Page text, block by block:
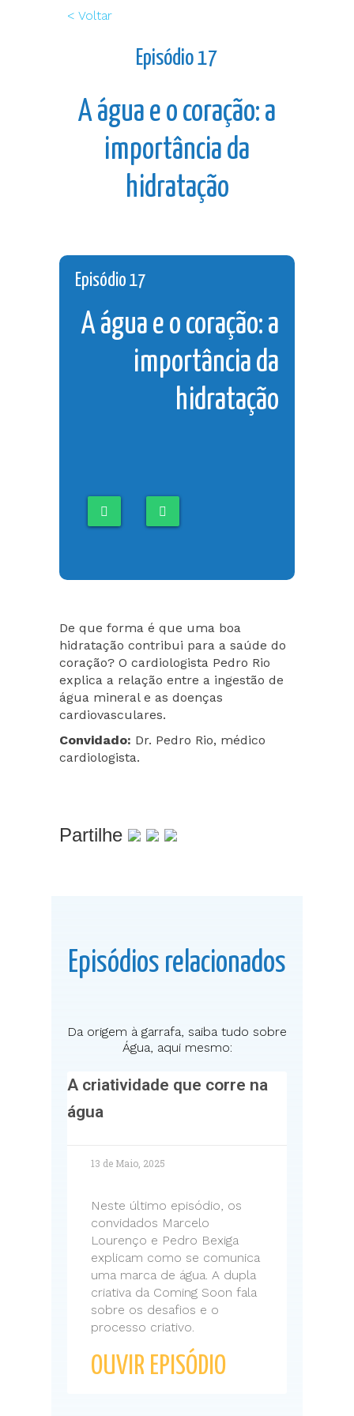
< Voltar
Episódio 17
A água e o coração: a
importância da
hidratação
Episódio 17
A água e o coração: a
importância da
hidratação
De que forma é que uma boa
hidratação contribui para a saúde do
coração? O cardiologista Pedro Rio
explica a relação entre a ingestão de
água mineral e as doenças
cardiovasculares.
Convidado: Dr. Pedro Rio, médico
cardiologista.
Partilhe
Episódios relacionados
Da origem à garrafa, saiba tudo sobre
Água, aqui mesmo:
A criatividade que corre na
água
13 de Maio, 2025
Neste último episódio, os
convidados Marcelo
Lourenço e Pedro Bexiga
explicam como se comunica
uma marca de água. A dupla
criativa da Coming Soon fala
sobre os desafios e o
processo criativo.
OUVIR EPISÓDIO